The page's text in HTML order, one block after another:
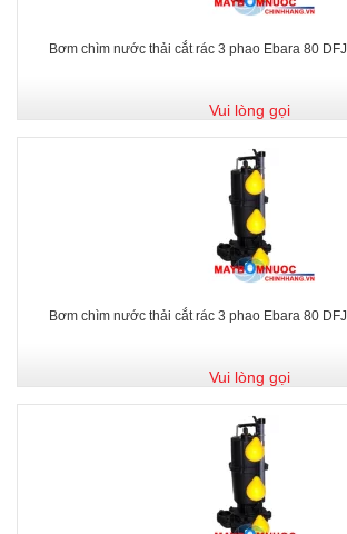
Bơm chìm nước thải cắt rác 3 phao Ebara 80
Vui lòng gọi
Bơm chìm nước thải cắt rác 3 phao Ebara 80
Vui lòng gọi